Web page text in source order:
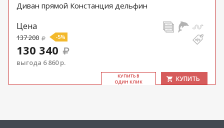
Диван прямой Констанция дельфин
Цена
137 200 -5%
130 340
выгода 6 860 р.
КУ­ПИТЬ В
ОДИН КЛИК
КУПИТЬ